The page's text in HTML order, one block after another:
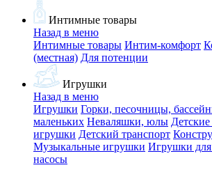
Интимные товары
Назад в меню
Интимные товары Интим-комфорт
(местная) Для потенции
Игрушки
Назад в меню
Игрушки Горки, песочницы,
маленьких Неваляшки, юлы
игрушки Детский транспорт
Музыкальные игрушки Игрушки
насосы